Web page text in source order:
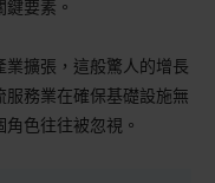
鍵要素。
擴張，這般驚人的增長
務業在確保基礎設施無
色往往被忽視。